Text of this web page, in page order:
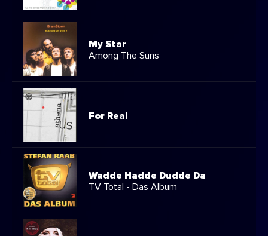
My Star
Among The Suns
For Real
Wadde Hadde Dudde Da
TV Total - Das Album